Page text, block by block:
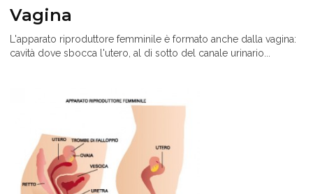
Vagina
L'apparato riproduttore femminile è formato anche dalla vagina:
cavità dove sbocca l'utero, al di sotto del canale urinario...